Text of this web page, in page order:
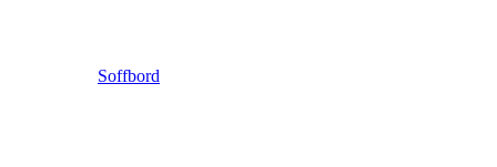
Soffbord